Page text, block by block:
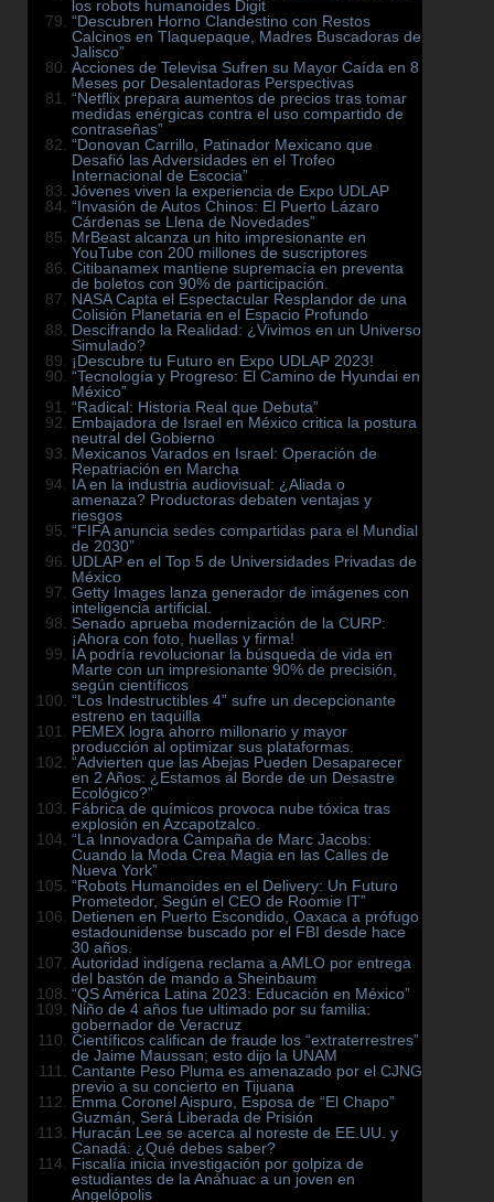
los robots humanoides Digit
“Descubren Horno Clandestino con Restos
Calcinos en Tlaquepaque, Madres Buscadoras de
Jalisco”
Acciones de Televisa Sufren su Mayor Caída en 8
Meses por Desalentadoras Perspectivas
“Netflix prepara aumentos de precios tras tomar
medidas enérgicas contra el uso compartido de
contraseñas”
“Donovan Carrillo, Patinador Mexicano que
Desafió las Adversidades en el Trofeo
Internacional de Escocia”
Jóvenes viven la experiencia de Expo UDLAP
“Invasión de Autos Chinos: El Puerto Lázaro
Cárdenas se Llena de Novedades”
MrBeast alcanza un hito impresionante en
YouTube con 200 millones de suscriptores
Citibanamex mantiene supremacía en preventa
de boletos con 90% de participación.
NASA Capta el Espectacular Resplandor de una
Colisión Planetaria en el Espacio Profundo
Descifrando la Realidad: ¿Vivimos en un Universo
Simulado?
¡Descubre tu Futuro en Expo UDLAP 2023!
“Tecnología y Progreso: El Camino de Hyundai en
México”
“Radical: Historia Real que Debuta”
Embajadora de Israel en México critica la postura
neutral del Gobierno
Mexicanos Varados en Israel: Operación de
Repatriación en Marcha
IA en la industria audiovisual: ¿Aliada o
amenaza? Productoras debaten ventajas y
riesgos
“FIFA anuncia sedes compartidas para el Mundial
de 2030”
UDLAP en el Top 5 de Universidades Privadas de
México
Getty Images lanza generador de imágenes con
inteligencia artificial.
Senado aprueba modernización de la CURP:
¡Ahora con foto, huellas y firma!
IA podría revolucionar la búsqueda de vida en
Marte con un impresionante 90% de precisión,
según científicos
“Los Indestructibles 4” sufre un decepcionante
estreno en taquilla
PEMEX logra ahorro millonario y mayor
producción al optimizar sus plataformas.
“Advierten que las Abejas Pueden Desaparecer
en 2 Años: ¿Estamos al Borde de un Desastre
Ecológico?”
Fábrica de químicos provoca nube tóxica tras
explosión en Azcapotzalco.
“La Innovadora Campaña de Marc Jacobs:
Cuando la Moda Crea Magia en las Calles de
Nueva York”
“Robots Humanoides en el Delivery: Un Futuro
Prometedor, Según el CEO de Roomie IT”
Detienen en Puerto Escondido, Oaxaca a prófugo
estadounidense buscado por el FBI desde hace
30 años.
Autoridad indígena reclama a AMLO por entrega
del bastón de mando a Sheinbaum
“QS América Latina 2023: Educación en México”
Niño de 4 años fue ultimado por su familia:
gobernador de Veracruz
Científicos califican de fraude los “extraterrestres”
de Jaime Maussan; esto dijo la UNAM
Cantante Peso Pluma es amenazado por el CJNG
previo a su concierto en Tijuana
Emma Coronel Aispuro, Esposa de “El Chapo”
Guzmán, Será Liberada de Prisión
Huracán Lee se acerca al noreste de EE.UU. y
Canadá: ¿Qué debes saber?
Fiscalía inicia investigación por golpiza de
estudiantes de la Anáhuac a un joven en
Angelópolis